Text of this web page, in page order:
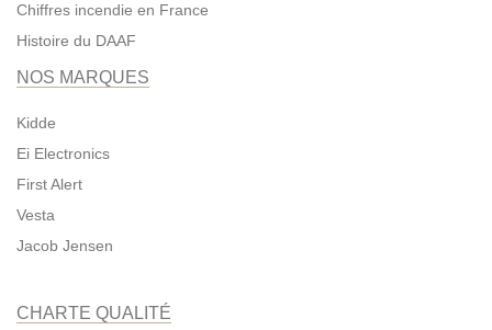
Chiffres incendie en France
Histoire du DAAF
NOS MARQUES
Kidde
Ei Electronics
First Alert
Vesta
Jacob Jensen
CHARTE QUALITÉ